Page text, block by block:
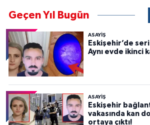
Geçen Yıl Bugün
ASAYİŞ
Eskişehir’de
Aynı evde ikinci
ASAYİŞ
Eskişehir
vakasında kan
ortaya çıktı!